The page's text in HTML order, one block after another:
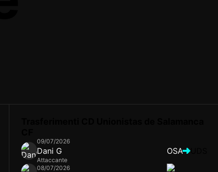
09/07/2026
Dani G
Attaccante
OSA
08/07/2026